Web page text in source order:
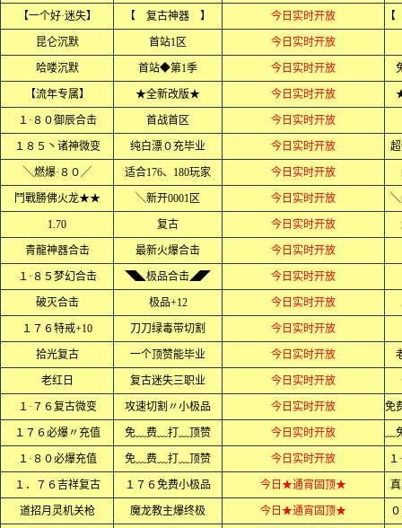
【一个好·迷失】 【 复古神器 】 今日实时开放
昆仑沉默 首站1区 今日实时开放
哈喽沉默 首站◆第1季 今日实时开放
【流年专属】 ★全新改版★ 今日实时开放
１·８０御辰合击 首战首区 今日实时开放
１８５丶诸神微变 纯白漂０充毕业 今日实时开放
╲燃爆·８０╱ 适合176、180玩家 今日实时开放
鬥戰勝佛火龙★★ ╲新开0001区 今日实时开放 ╲
1.70 复古 今日实时开放
青龍神器合击 最新火爆合击 今日实时开放
１·８５梦幻合击 ◥◣极品合击◢◤ 今日实时开放
破灭合击 极品+12 今日实时开放
１７６特戒+10 刀刀绿毒带切割 今日实时开放
拾光复古 一个顶赞能毕业 今日实时开放
老红日 复古迷失三职业 今日实时开放
１·７６复古微变 攻速切割〃小极品 今日实时开放
１７６必爆〃充值 免﹏费﹏打﹏顶赞 今日实时开放
１·８０必爆充值 免﹏费﹏打﹏顶赞 今日实时开放
１．７６吉祥复古 １７６免费小极品 今日★通宵固顶★
道招月灵机关枪 魔龙教主爆终极 今日★通宵固顶★